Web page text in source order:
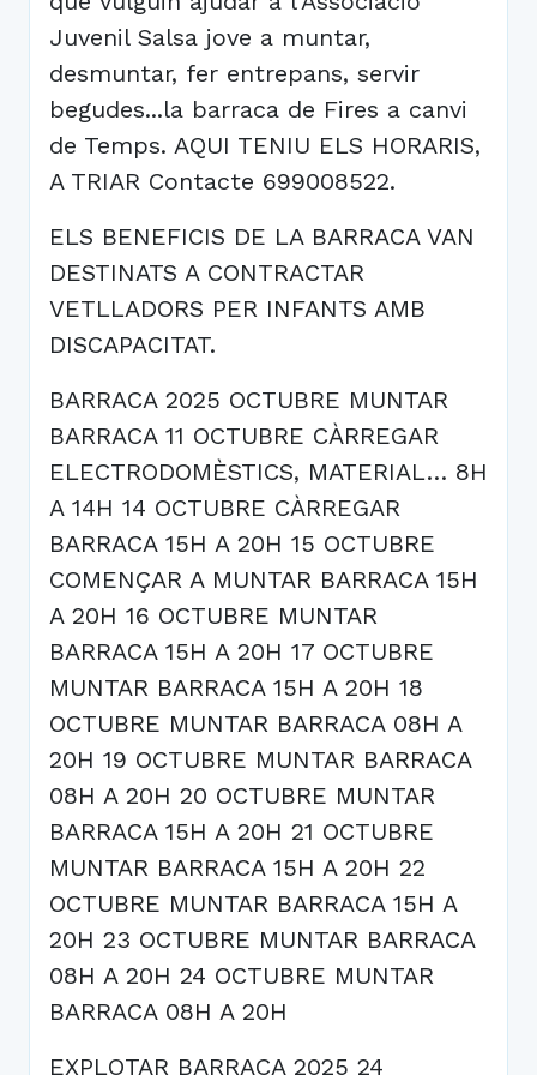
Juvenil Salsa jove a muntar,
desmuntar, fer entrepans, servir
begudes...la barraca de Fires a canvi
de Temps. AQUI TENIU ELS HORARIS,
A TRIAR Contacte 699008522.
ELS BENEFICIS DE LA BARRACA VAN
DESTINATS A CONTRACTAR
VETLLADORS PER INFANTS AMB
DISCAPACITAT.
BARRACA 2025 OCTUBRE MUNTAR
BARRACA 11 OCTUBRE CÀRREGAR
ELECTRODOMÈSTICS, MATERIAL… 8H
A 14H 14 OCTUBRE CÀRREGAR
BARRACA 15H A 20H 15 OCTUBRE
COMENÇAR A MUNTAR BARRACA 15H
A 20H 16 OCTUBRE MUNTAR
BARRACA 15H A 20H 17 OCTUBRE
MUNTAR BARRACA 15H A 20H 18
OCTUBRE MUNTAR BARRACA 08H A
20H 19 OCTUBRE MUNTAR BARRACA
08H A 20H 20 OCTUBRE MUNTAR
BARRACA 15H A 20H 21 OCTUBRE
MUNTAR BARRACA 15H A 20H 22
OCTUBRE MUNTAR BARRACA 15H A
20H 23 OCTUBRE MUNTAR BARRACA
08H A 20H 24 OCTUBRE MUNTAR
BARRACA 08H A 20H
EXPLOTAR BARRACA 2025 24